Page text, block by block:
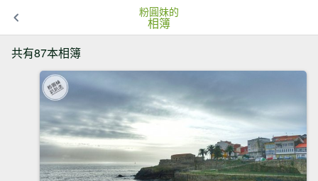
粉圓妹的
相簿
共有87本相簿